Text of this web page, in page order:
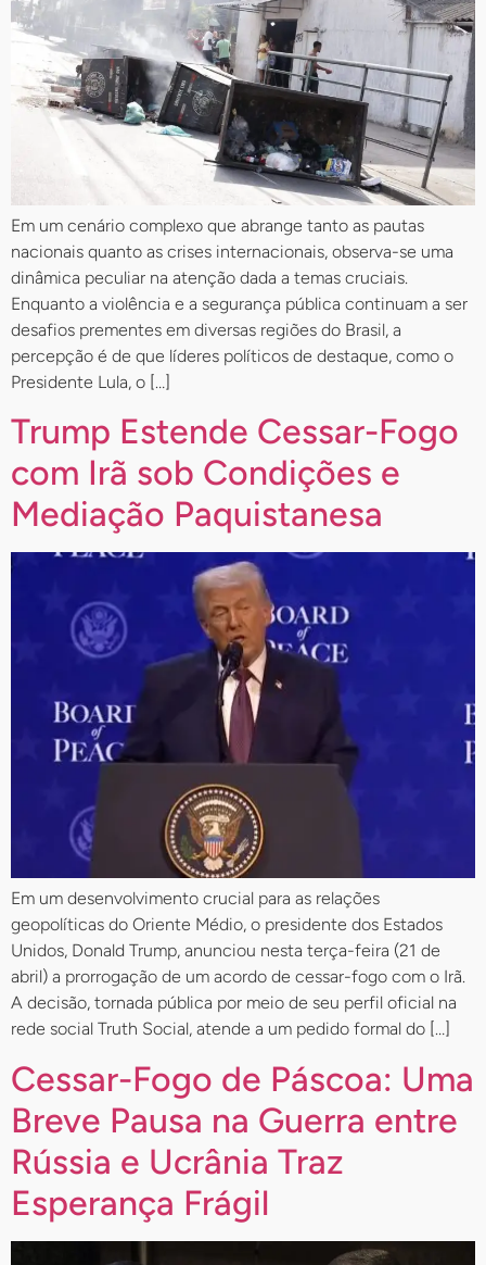
Em um cenário complexo que abrange tanto as pautas
nacionais quanto as crises internacionais, observa-se uma
dinâmica peculiar na atenção dada a temas cruciais.
Enquanto a violência e a segurança pública continuam a ser
desafios prementes em diversas regiões do Brasil, a
percepção é de que líderes políticos de destaque, como o
Presidente Lula, o […]
Trump Estende Cessar-Fogo
com Irã sob Condições e
Mediação Paquistanesa
Em um desenvolvimento crucial para as relações
geopolíticas do Oriente Médio, o presidente dos Estados
Unidos, Donald Trump, anunciou nesta terça-feira (21 de
abril) a prorrogação de um acordo de cessar-fogo com o Irã.
A decisão, tornada pública por meio de seu perfil oficial na
rede social Truth Social, atende a um pedido formal do […]
Cessar-Fogo de Páscoa: Uma
Breve Pausa na Guerra entre
Rússia e Ucrânia Traz
Esperança Frágil